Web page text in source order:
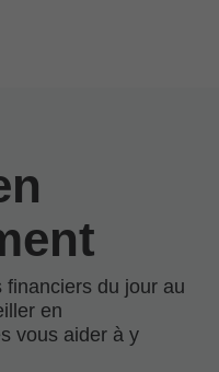
financiers du jour au
en
vous aider à y